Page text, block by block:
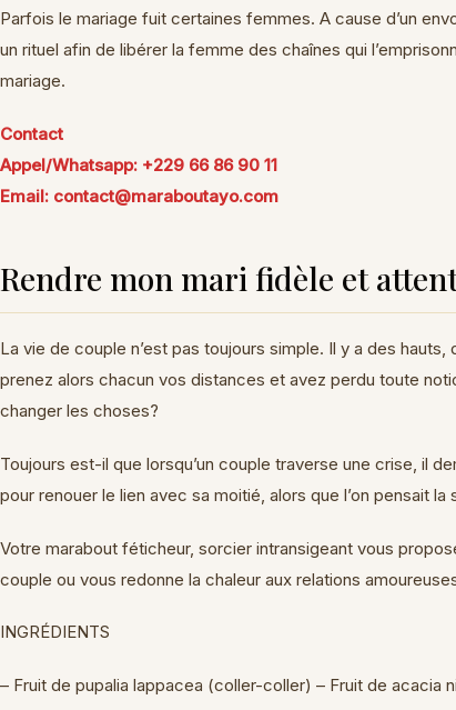
Parfois le mariage fuit certaines femmes. A cause d’un
un rituel afin de libérer la femme des chaînes qui
mariage.
Contact
Appel/Whatsapp: +229 66 86 90 11
Email: contact@maraboutayo.com
Rendre mon mari fidèle et
La vie de couple n’est pas toujours simple. Il y a des
prenez alors chacun vos distances et avez perdu toute
changer les choses?
Toujours est-il que lorsqu’un couple traverse une crise, il
pour renouer le lien avec sa moitié, alors que l’on pensait la
Votre marabout féticheur, sorcier intransigeant vous
couple ou vous redonne la chaleur aux relations
INGRÉDIENTS
– Fruit de pupalia lappacea (coller-coller) – Fruit de acacia